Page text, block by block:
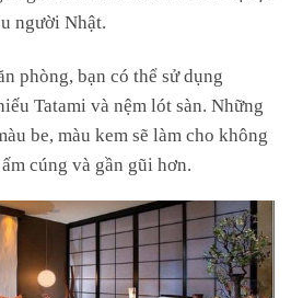
người Nhật.
phòng, bạn có thể sử dụng
Tatami và nệm lót sàn. Những
be, màu kem sẽ làm cho không
cúng và gần gũi hơn.